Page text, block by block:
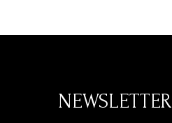
NEWSLETTER